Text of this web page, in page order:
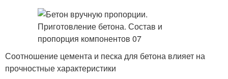
Соотношение цемента и песка для бетона влияет на
прочностные характеристики